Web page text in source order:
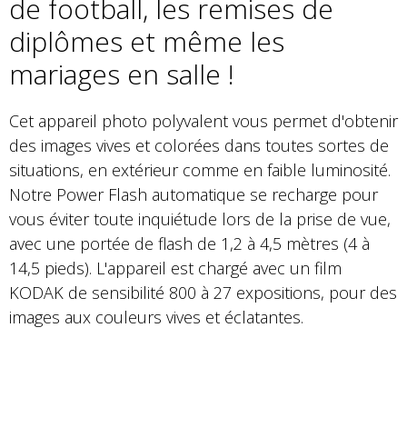
de football, les remises de
diplômes et même les
mariages en salle !
Cet appareil photo polyvalent vous permet d'obtenir
des images vives et colorées dans toutes sortes de
situations, en extérieur comme en faible luminosité.
Notre Power Flash automatique se recharge pour
vous éviter toute inquiétude lors de la prise de vue,
avec une portée de flash de 1,2 à 4,5 mètres (4 à
14,5 pieds). L'appareil est chargé avec un film
KODAK de sensibilité 800 à 27 expositions, pour des
images aux couleurs vives et éclatantes.